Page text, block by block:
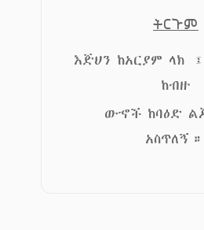
ትርጉም
እጅህን ከአርያም ላክ
ከብዙ
ውኆች ከባዕድ
አስጥለኝ።